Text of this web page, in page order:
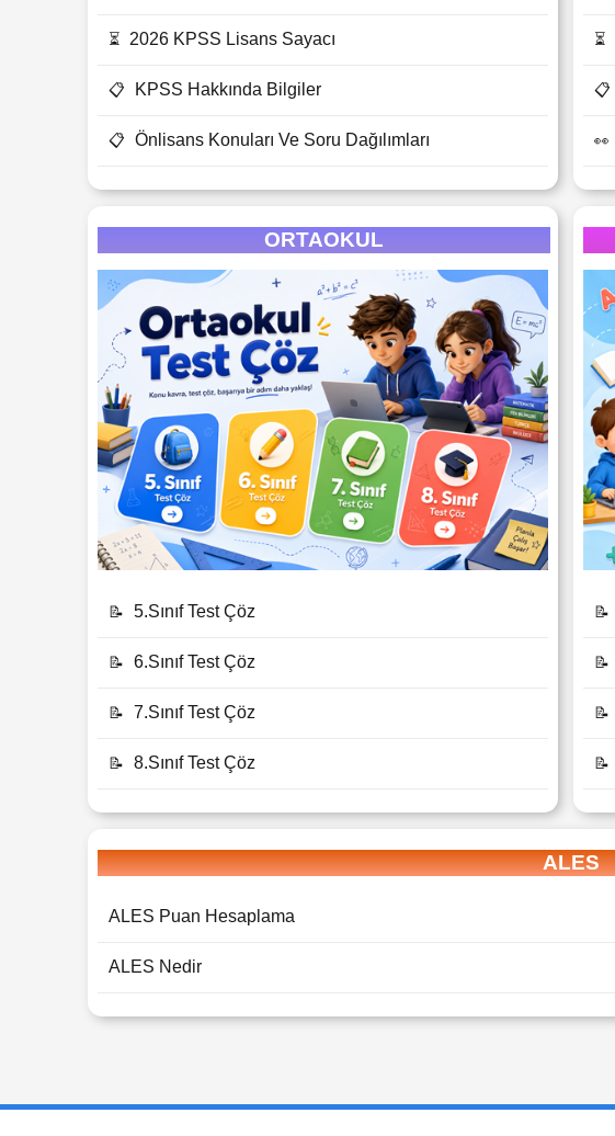
⏳ 2026 KPSS Lisans Sayacı
📋 KPSS Hakkında Bilgiler
📋 Önlisans Konuları Ve Soru Dağılımları
⏳
📋
👀
ORTAOKUL
📝 5.Sınıf Test Çöz
📝 6.Sınıf Test Çöz
📝 7.Sınıf Test Çöz
📝 8.Sınıf Test Çöz
📝
📝
📝
📝
ALES
ALES Puan Hesaplama
ALES Nedir